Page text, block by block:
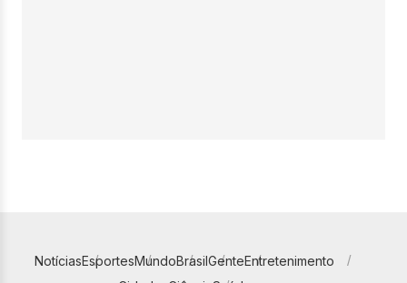
NotíciasEsportesMundoBrasilGenteEntretenimento